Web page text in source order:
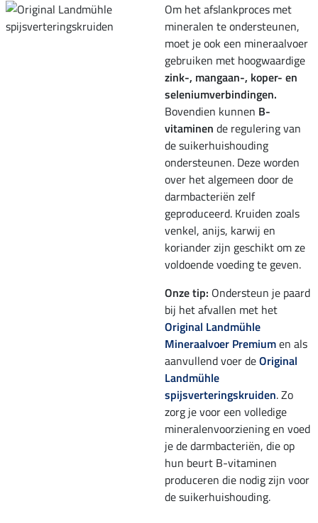
Om het afslankproces met
mineralen te ondersteunen,
moet je ook een mineraalvoer
gebruiken met hoogwaardige
zink-, mangaan-, koper- en
seleniumverbindingen.
Bovendien kunnen B-
vitaminen de regulering van
de suikerhuishouding
ondersteunen. Deze worden
over het algemeen door de
darmbacteriën zelf
geproduceerd. Kruiden zoals
venkel, anijs, karwij en
koriander zijn geschikt om ze
voldoende voeding te geven.
Onze tip: Ondersteun je paard
bij het afvallen met het
Original Landmühle
Mineraalvoer Premiumen als
aanvullend voer deOriginal
Landmühle
spijsverteringskruiden. Zo
zorg je voor een volledige
mineralenvoorziening en voed
je de darmbacteriën, die op
hun beurt B-vitaminen
produceren die nodig zijn voor
de suikerhuishouding.